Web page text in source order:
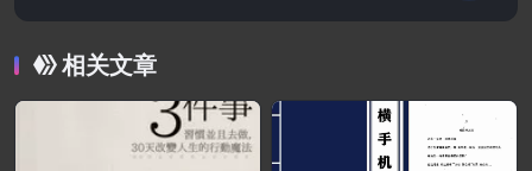
i CSS和子主题指南]
相关文章